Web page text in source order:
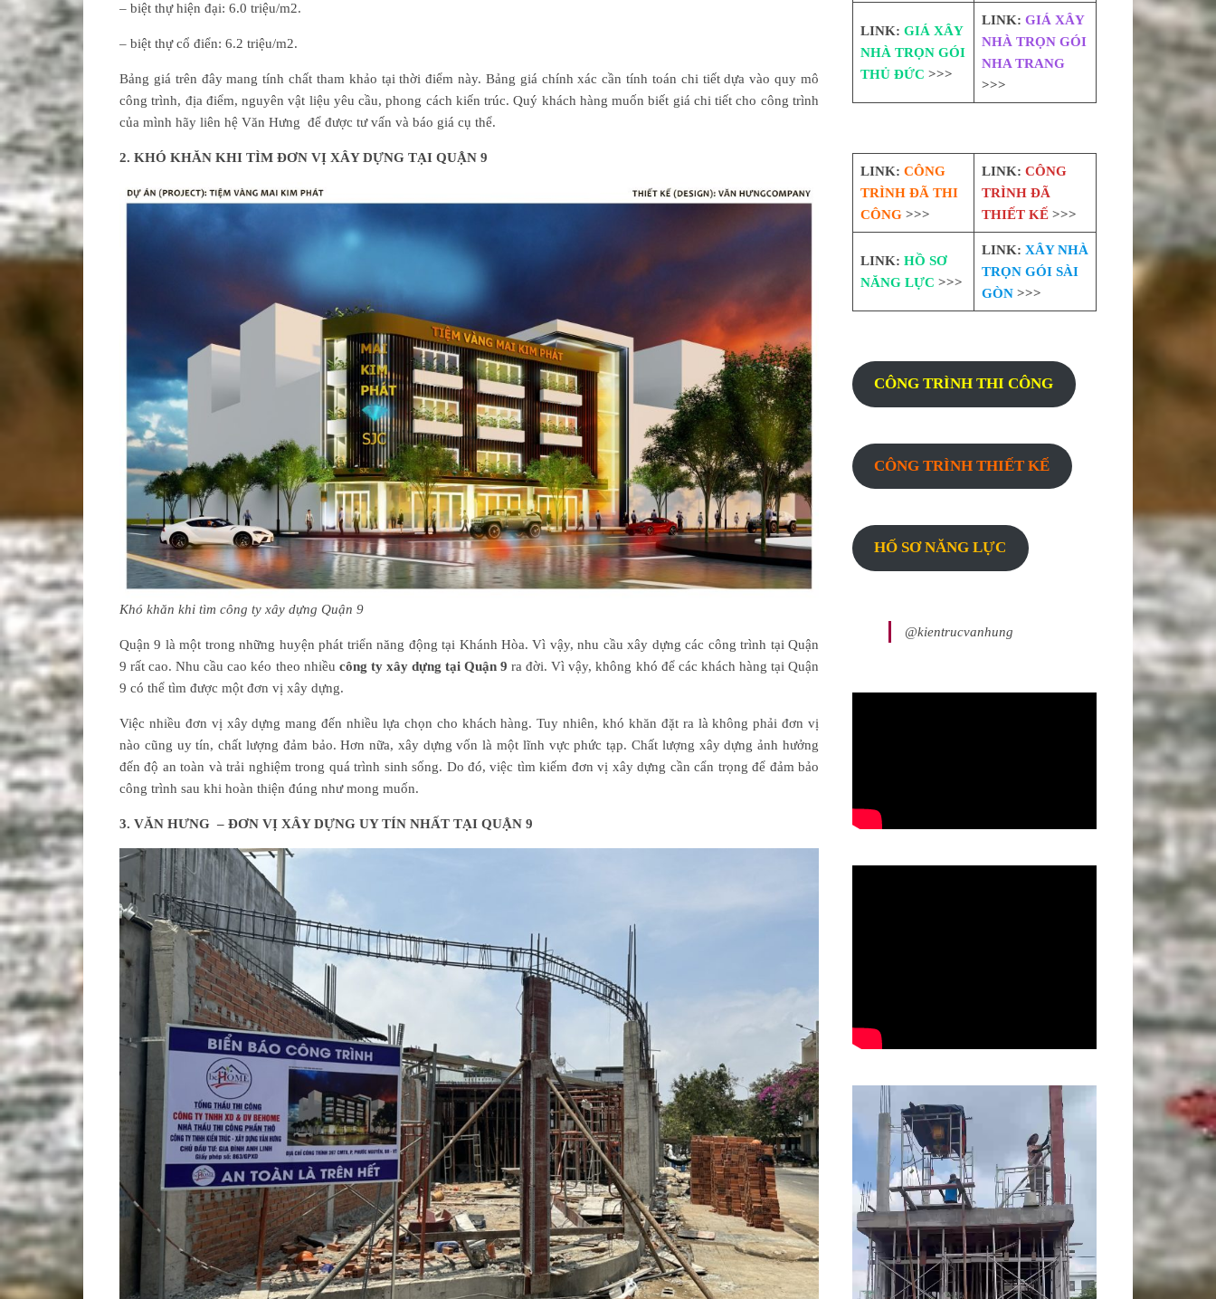
– biệt thự hiện đại: 6.0 triệu/m2.
– biệt thự cổ điển: 6.2 triệu/m2.
Bảng giá trên đây mang tính chất tham khảo tại thời điểm này. Bảng giá chính xác cần tính toán chi tiết dựa vào quy mô
công trình, địa điểm, nguyên vật liệu yêu cầu, phong cách kiến trúc. Quý khách hàng muốn biết giá chi tiết cho công trình
của mình hãy liên hệ Văn Hưng để được tư vấn và báo giá cụ thể.
2. KHÓ KHĂN KHI TÌM ĐƠN VỊ XÂY DỰNG TẠI QUẬN 9
Khó khăn khi tìm công ty xây dựng Quận 9
Quận 9 là một trong những huyện phát triển năng động tại Khánh Hòa. Vì vậy, nhu cầu xây dựng các công trình tại Quận
9 rất cao. Nhu cầu cao kéo theo nhiều công ty xây dựng tại Quận 9 ra đời. Vì vậy, không khó để các khách hàng tại Quận
9 có thể tìm được một đơn vị xây dựng.
Việc nhiều đơn vị xây dựng mang đến nhiều lựa chọn cho khách hàng. Tuy nhiên, khó khăn đặt ra là không phải đơn vị
nào cũng uy tín, chất lượng đảm bảo. Hơn nữa, xây dựng vốn là một lĩnh vực phức tạp. Chất lượng xây dựng ảnh hưởng
đến độ an toàn và trải nghiệm trong quá trình sinh sống. Do đó, việc tìm kiếm đơn vị xây dựng cần cẩn trọng để đảm bảo
công trình sau khi hoàn thiện đúng như mong muốn.
3. VĂN HƯNG – ĐƠN VỊ XÂY DỰNG UY TÍN NHẤT TẠI QUẬN 9
LINK: GIÁ XÂY
NHÀ TRỌN GÓI
THỦ ĐỨC >>>
LINK: GIÁ XÂY
NHÀ TRỌN GÓI
NHA TRANG
>>>
LINK: CÔNG
TRÌNH ĐÃ THI
CÔNG>>>
LINK: CÔNG
TRÌNH ĐÃ
THIẾT KẾ>>>
LINK: HỒ SƠ
NĂNG LỰC >>>
LINK: XÂY NHÀ
TRỌN GÓI SÀI
GÒN>>>
CÔNG TRÌNH THI CÔNG
CÔNG TRÌNH THIẾT KẾ
HỐ SƠ NĂNG LỰC
@kientrucvanhung